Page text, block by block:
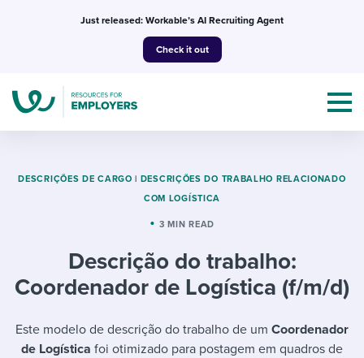
Just released: Workable’s AI Recruiting Agent
Check it out
Topics
Mobilizing AI in my work
Templates & Guides
I WANT...
I’m a jobseeker
Attend webinars & events
DESCRIÇÕES DE CARGO | DESCRIÇÕES DO TRABALHO RELACIONADO
COM LOGÍSTICA
3 MIN READ
Descrição do trabalho:
Coordenador de Logística (f/m/d)
Este modelo de descrição do trabalho de um Coordenador
de Logística foi otimizado para postagem em quadros de